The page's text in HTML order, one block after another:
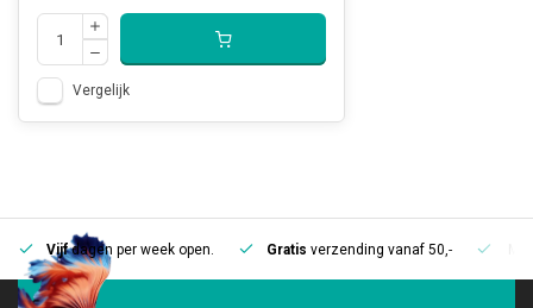
Vergelijk
Vijfdagen per week open. Gratis verzending vanaf 50,-